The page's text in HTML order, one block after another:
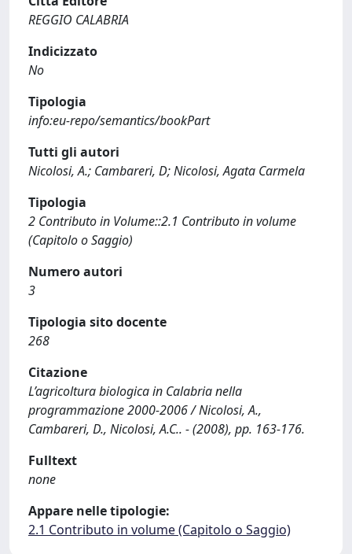
REGGIO CALABRIA
Indicizzato
No
Tipologia
info:eu-repo/semantics/bookPart
Tutti gli autori
Nicolosi, A.; Cambareri, D; Nicolosi, Agata Carmela
Tipologia
2 Contributo in Volume::2.1 Contributo in volume
(Capitolo o Saggio)
Numero autori
3
Tipologia sito docente
268
Citazione
L’agricoltura biologica in Calabria nella
programmazione 2000-2006 / Nicolosi, A.,
Cambareri, D., Nicolosi, A.C.. - (2008), pp. 163-176.
Fulltext
none
Appare nelle tipologie:
2.1 Contributo in volume (Capitolo o Saggio)